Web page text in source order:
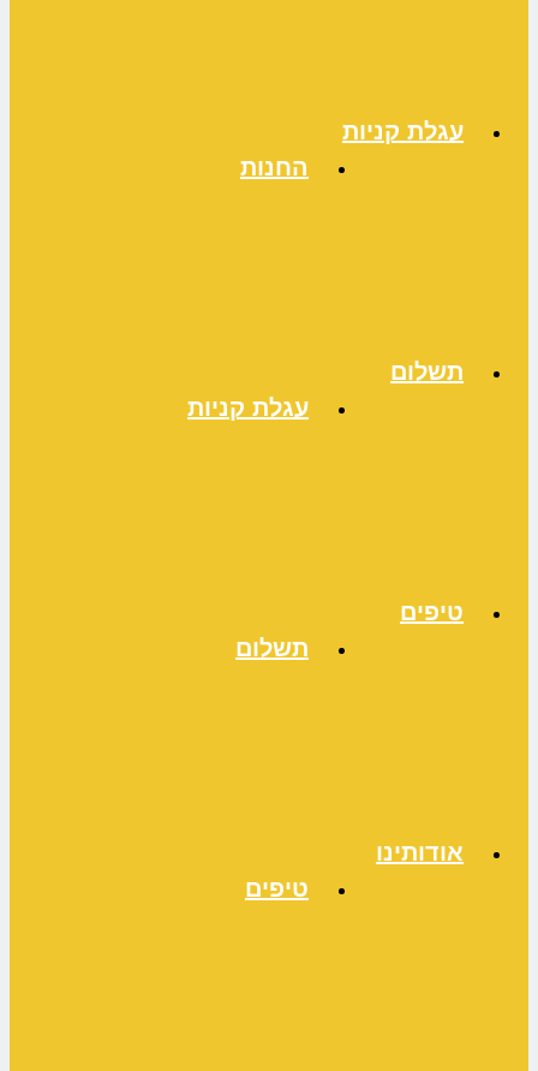
עגלת קניות
תשלום
טיפים
אודותינו
החנות
עגלת קניות
תשלום
טיפים